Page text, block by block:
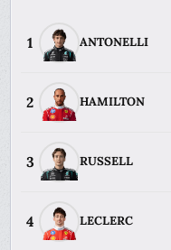
1 ANTONELLI
2 HAMILTON
3 RUSSELL
4 LECLERC